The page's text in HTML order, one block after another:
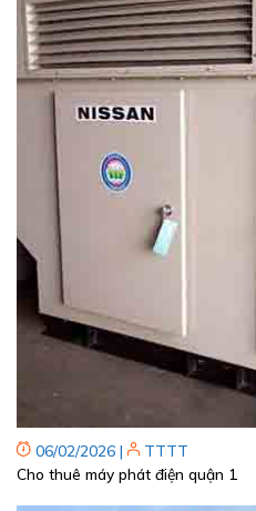
06/02/2026 |
TTTT
Cho thuê máy phát điện quận 1